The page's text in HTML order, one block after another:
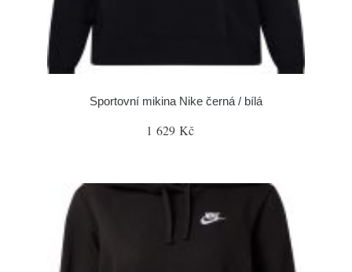
Sportovní mikina Nike černá / bílá
1 629 Kč